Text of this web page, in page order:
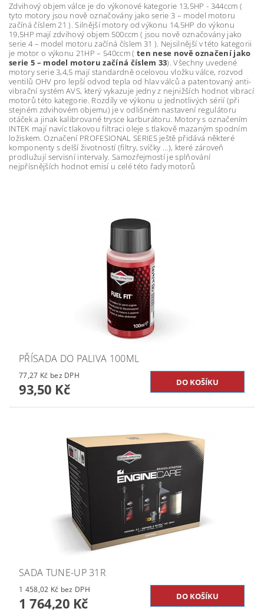
Zdvihový objem válce je do výkonové kategorie 13,5HP - 344ccm (
tyto motory jsou nově označovány jako serie 3 – model motoru
začíná číslem 21 ). Silnější motory od výkonu 14,5HP do výkonu
19,5HP mají zdvihový objem 500ccm ( jsou nově označovány jako
serie 4 – model motoru začíná číslem 31 ). Nejsilnější v této kategorii
je motor o výkonu 21HP – 540ccm ( ten nese nově označení jako
serie 5 – model motoru začíná číslem 33). Všechny uvedené
motory serie 3,4,5 mají standardně ocelovou vložku válce, rozvod
ventilů OHV pro lepší odvod tepla od hlav válců a patentovaný anti-
vibrační systém AVS, který vykazuje jedny z nejnižších hodnot vibrací
motorů této kategorie. Rozdíly ve výkonu u jednotlivých sérií (při
stejném zdvihovém objemu) je v odlišném nastavení regulátoru
otáček a jinak kalibrované trysce karburátoru. Motory s označením
INTEK mají navíc tlakovou filtraci oleje s tlakově mazaným spodním
ložiskem. Označení PROFESIONAL SERIES ještě přidává některé
komponenty s delší životností (filtry, svíčky ...), které zároveň
prodlužují servisní intervaly. Samozřejmostí je splňování
nejpřísnějších hodnot emisí u celé této řady motorů
PŘÍSADA DO PALIVA 100ML
77,27 Kč bez DPH
93,50 Kč
SADA TUNE-UP 31R
1 458,02 Kč bez DPH
1 764,20 Kč